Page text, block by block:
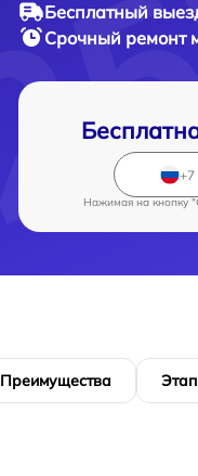
Бесплатный
Срочный ремонт
Нажимая на кнопку
Преимущества